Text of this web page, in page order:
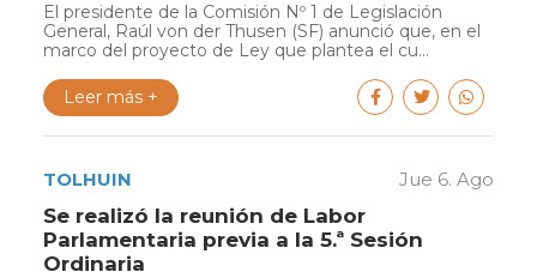
El presidente de la Comisión Nº 1 de Legislación
General, Raúl von der Thusen (SF) anunció que, en el
marco del proyecto de Ley que plantea el cu...
Leer más +
TOLHUIN Jue 6. Ago
Se realizó la reunión de Labor
Parlamentaria previa a la 5.ª Sesión
Ordinaria